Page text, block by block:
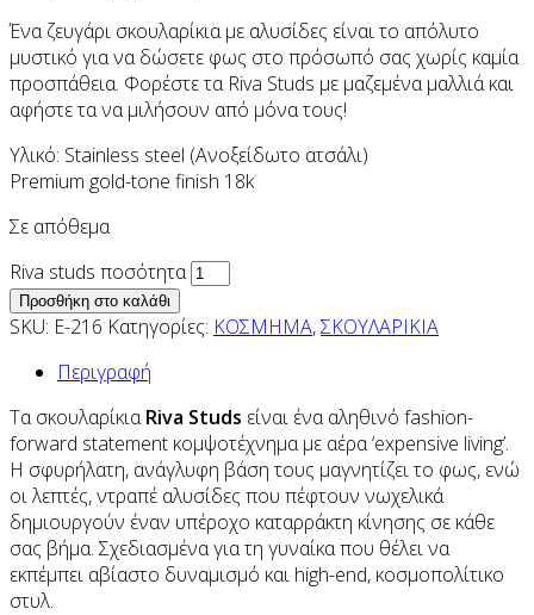
Ένα ζευγάρι σκουλαρίκια με αλυσίδες είναι το απόλυτο
μυστικό για να δώσετε φως στο πρόσωπό σας χωρίς καμία
προσπάθεια. Φορέστε τα Riva Studs με μαζεμένα μαλλιά και
αφήστε τα να μιλήσουν από μόνα τους!
Υλικό: Stainless steel (Ανοξείδωτο ατσάλι)
Premium gold-tone finish 18k
Σε απόθεμα
Riva studs ποσότητα
Προσθήκη στο καλάθι
SKU: E-216 Κατηγορίες: ΚΟΣΜΗΜΑ,ΣΚΟΥΛΑΡΙΚΙΑ
Περιγραφή
Τα σκουλαρίκιαRiva Studs είναι ένα αληθινό fashion-
forward statement κομψοτέχνημα με αέρα ‘expensive living’.
Η σφυρήλατη, ανάγλυφη βάση τους μαγνητίζει το φως, ενώ
οι λεπτές, ντραπέ αλυσίδες που πέφτουν νωχελικά
δημιουργούν έναν υπέροχο καταρράκτη κίνησης σε κάθε
σας βήμα. Σχεδιασμένα για τη γυναίκα που θέλει να
εκπέμπει αβίαστο δυναμισμό και high-end, κοσμοπολίτικο
στυλ.